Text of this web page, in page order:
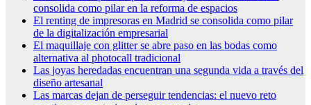
consolida como pilar en la reforma de espacios
El renting de impresoras en Madrid se consolida como pilar
de la digitalización empresarial
El maquillaje con glitter se abre paso en las bodas como
alternativa al photocall tradicional
Las joyas heredadas encuentran una segunda vida a través del
diseño artesanal
Las marcas dejan de perseguir tendencias: el nuevo reto